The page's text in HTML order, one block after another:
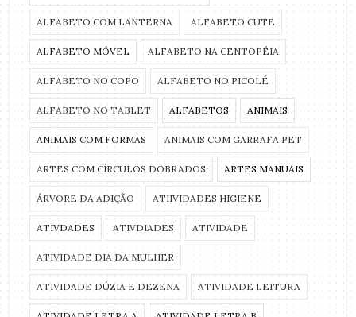
ALFABETO COM LANTERNA ALFABETO CUTE
ALFABETO MÓVEL ALFABETO NA CENTOPÉIA
ALFABETO NO COPO ALFABETO NO PICOLÉ
ALFABETO NO TABLET ALFABETOS ANIMAIS
ANIMAIS COM FORMAS ANIMAIS COM GARRAFA PET
ARTES COM CÍRCULOS DOBRADOS ARTES MANUAIS
ÁRVORE DA ADIÇÃO ATIIVIDADES HIGIENE
ATIVDADES ATIVDIADES ATIVIDADE
ATIVIDADE DIA DA MULHER
ATIVIDADE DÚZIA E DEZENA ATIVIDADE LEITURA